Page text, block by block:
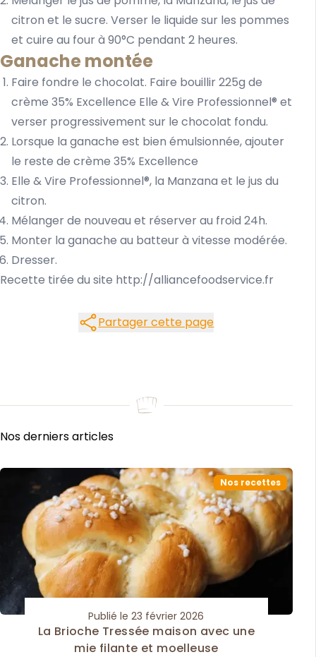
citron et le sucre. Verser le liquide sur les pommes
et cuire au four à 90°C pendant 2 heures.
Ganache montée
Faire fondre le chocolat. Faire bouillir 225g de
crème 35% Excellence Elle & Vire Professionnel® et
verser progressivement sur le chocolat fondu.
Lorsque la ganache est bien émulsionnée, ajouter
le reste de crème 35% Excellence
Elle & Vire Professionnel®, la Manzana et le jus du
citron.
Mélanger de nouveau et réserver au froid 24h.
Monter la ganache au batteur à vitesse modérée.
Dresser.
Recette tirée du site http://alliancefoodservice.fr
Partager cette page
Partager cette page
Nos derniers articles
Nos recettes
Publié le 23 février 2026
La Brioche Tressée maison avec une
mie filante et moelleuse